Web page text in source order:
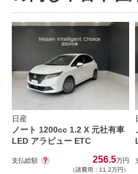
日産
ノート 1200cc 1.2 X 元社有車
LED アラビュー ETC
支払総額 256.5万円
（諸費用：11.2万円）